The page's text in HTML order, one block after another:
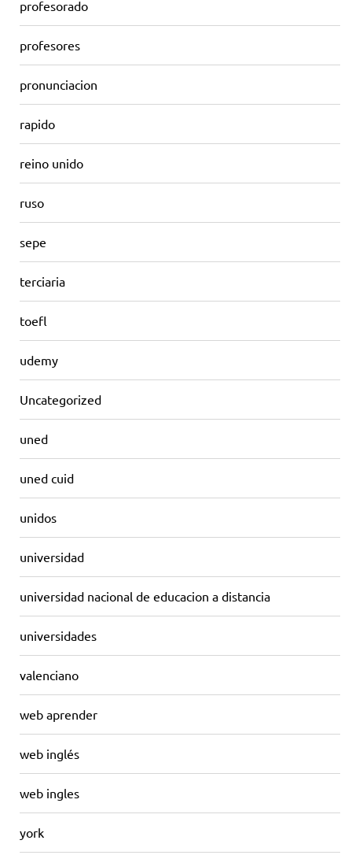
profesorado
profesores
pronunciacion
rapido
reino unido
ruso
sepe
terciaria
toefl
udemy
Uncategorized
uned
uned cuid
unidos
universidad
universidad nacional de educacion a distancia
universidades
valenciano
web aprender
web inglés
web ingles
york